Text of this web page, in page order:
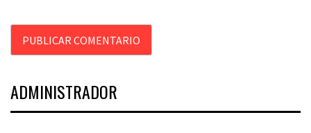
ADMINISTRADOR